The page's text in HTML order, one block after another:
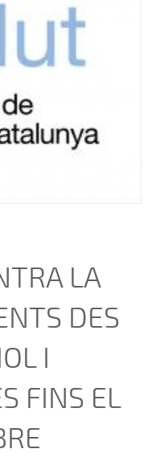
LA
DES
I
FINS EL